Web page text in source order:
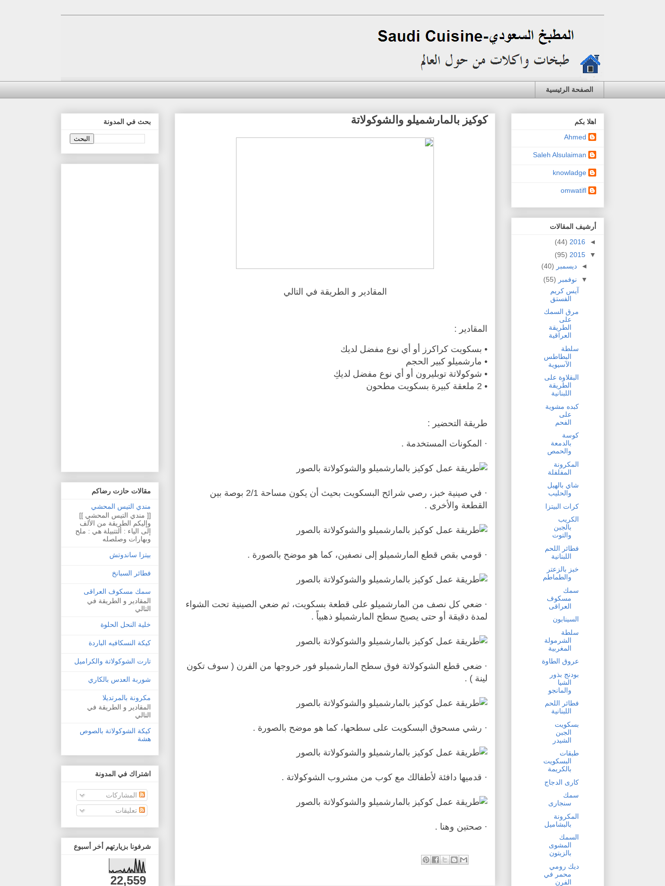
الصفحة الرئيسية
كوكيز بالمارشميلو والشوكولاتة
المقادير و الطريقة في التالي
المقادير :
• بسكويت كراكرز أو أي نوع مفضل لديك
• مارشميلو كبير الحجم
• شوكولاتة توبليرون أو أي نوع مفضل لديكِ
• 2 ملعقة كبيرة بسكويت مطحون
طريقة التحضير :
· المكونات المستخدمة .
· في صينية خبز، رصي شرائح البسكويت بحيث أن يكون مساحة 2/1 بوصة بين
القطعة والأخرى .
· قومي بقص قطع المارشميلو إلى نصفين، كما هو موضح بالصورة .
· ضعي كل نصف من المارشميلو على قطعة بسكويت، ثم ضعي الصينية تحت الشواء
لمدة دقيقة أو حتى يصبح سطح المارشميلو ذهبياً .
· ضعي قطع الشوكولاتة فوق سطح المارشميلو فور خروجها من الفرن ( سوف تكون
لينة ) .
· رشي مسحوق البسكويت على سطحها، كما هو موضح بالصورة .
· قدميها دافئة لأطفالك مع كوب من مشروب الشوكولاتة .
· صحتين وهنا .
بحث في المدونة
مقالات حازت رضاكم
مندي التيس المحشي
[[ مندي التيس المحشي ]]
وإليكم الطريقة من الألف
إلى الياء : ألتتبيلة هي : ملح
وبهارات وصلصله
بيتزا ساندوتش
فطائر السبانخ
سمك مسكوف العراقى
المقادير و الطريقة في
التالي
خلية النحل الحلوة
كيكة النسكافيه الباردة
تارت الشوكولاتة والكراميل
شوربة العدس بالكاري
مكرونة بالمرتديلا
المقادير و الطريقة في
التالي
كيكة الشوكولاتة بالصوص
هشة
اشتراك في المدونة
المشاركات
تعليقات
شرفونا بزيارتهم أخر أسبوع
22,559
اهلا بكم
Ahmed
Saleh Alsulaiman
knowladge
omwatifl
أرشيف المقالات
◄
2016
(44)
▼
2015
(95)
◄ ديسمبر (40)
▼ نوفمبر (55)
آيس كريم
الفستق
مرق السمك
على
الطريقة
العراقية
سلطة
البطاطس
الآسيوية
البقلاوة على
الطريقة
اللبنانية
كبده مشوية
على
الفحم
كوسة
بالدمعة
والحمص
المكرونة
المفلفلة
شاي بالهيل
والحليب
كرات البيتزا
الكريب
بالجبن
والتوت
فطائر اللحم
اللبنانية
خبز بالزعتر
والطماطم
سمك
مسكوف
العراقى
السينابون
سلطة
الشرمولة
المغربية
عروق الطاوة
بودنج بذور
الشيا
والمانجو
فطائر اللحم
اللبنانية
بسكويت
الجبن
الشيدر
طبقات
البسكويت
بالكريمة
كارى الدجاج
سمك
سنجارى
المكرونة
بالبشاميل
السمك
المشوى
بالزيتون
ديك رومي
محمر في
الفرن